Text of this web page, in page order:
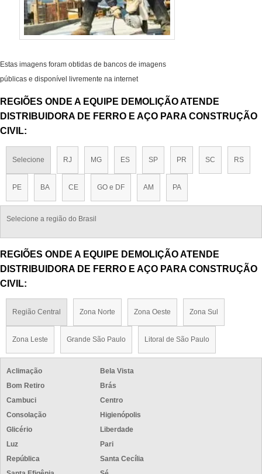
Estas imagens foram obtidas de bancos de imagens
públicas e disponível livremente na internet
REGIÕES ONDE A EQUIPE DEMOLIÇÃO ATENDE
DISTRIBUIDORA DE FERRO E AÇO PARA CONSTRUÇÃO
CIVIL:
Selecione RJ MG ES SP PR SC RS
PE BA CE GO e DF AM PA
Selecione a região do Brasil
REGIÕES ONDE A EQUIPE DEMOLIÇÃO ATENDE
DISTRIBUIDORA DE FERRO E AÇO PARA CONSTRUÇÃO
CIVIL:
Região Central Zona Norte Zona Oeste Zona Sul
Zona Leste Grande São Paulo Litoral de São Paulo
Aclimação
Bela Vista
Bom Retiro
Brás
Cambuci
Centro
Consolação
Higienópolis
Glicério
Liberdade
Luz
Pari
República
Santa Cecília